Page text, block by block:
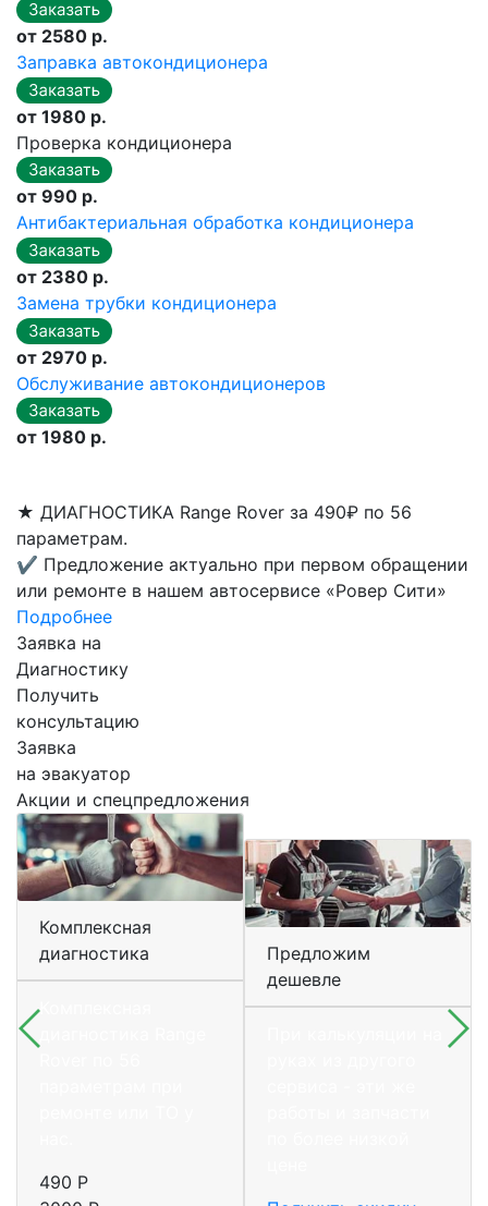
от 2580 р.
Заправка автокондиционера
от 1980 р.
Проверка кондиционера
от 990 р.
Антибактериальная обработка кондиционера
от 2380 р.
Замена трубки кондиционера
от 2970 р.
Обслуживание автокондиционеров
от 1980 р.
★ ДИАГНОСТИКА Range Rover за 490₽ по 56
параметрам.
✔ Предложение актуально при первом обращении
или ремонте в нашем автосервисе «Ровер Сити»
Подробнее
Заявка на
Диагностику
Получить
консультацию
Заявка
на эвакуатор
Акции и спецпредложения
Комплексная
диагностика
Комплексная
490 Р
Предложим
дешевле